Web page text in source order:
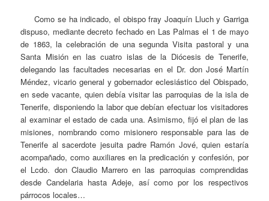
Como se ha indicado, el obispo fray Joaquín Lluch y Garriga
dispuso, mediante decreto fechado en Las Palmas el 1 de mayo
de 1863, la celebración de una segunda Visita pastoral y una
Santa Misión en las cuatro islas de la Diócesis de Tenerife,
delegando las facultades necesarias en el Dr. don José Martín
Méndez, vicario general y gobernador eclesiástico del Obispado,
en sede vacante, quien debía visitar las parroquias de la isla de
Tenerife, disponiendo la labor que debían efectuar los visitadores
al examinar el estado de cada una. Asimismo, fijó el plan de las
misiones, nombrando como misionero responsable para las de
Tenerife al sacerdote jesuita padre Ramón Jové, quien estaría
acompañado, como auxiliares en la predicación y confesión, por
el Lcdo. don Claudio Marrero en las parroquias comprendidas
desde Candelaria hasta Adeje, así como por los respectivos
párrocos locales…